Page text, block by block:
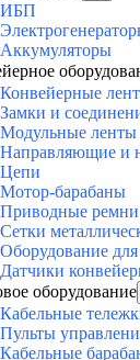
ИБП
Аккумуляторы
Конвейерные
Замки и
Модульные ленты
Направляющие и
Цепи
Мотор-барабаны
Приводные ремни
Сетки
Оборудование
Датчики
оборудование
Кабельные
Пульты
Кабельные